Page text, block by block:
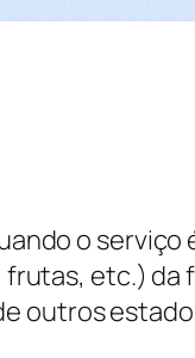
o
etc.) da
outros